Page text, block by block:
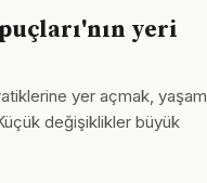
yeri
yer açmak, yaşam
değişiklikler büyük